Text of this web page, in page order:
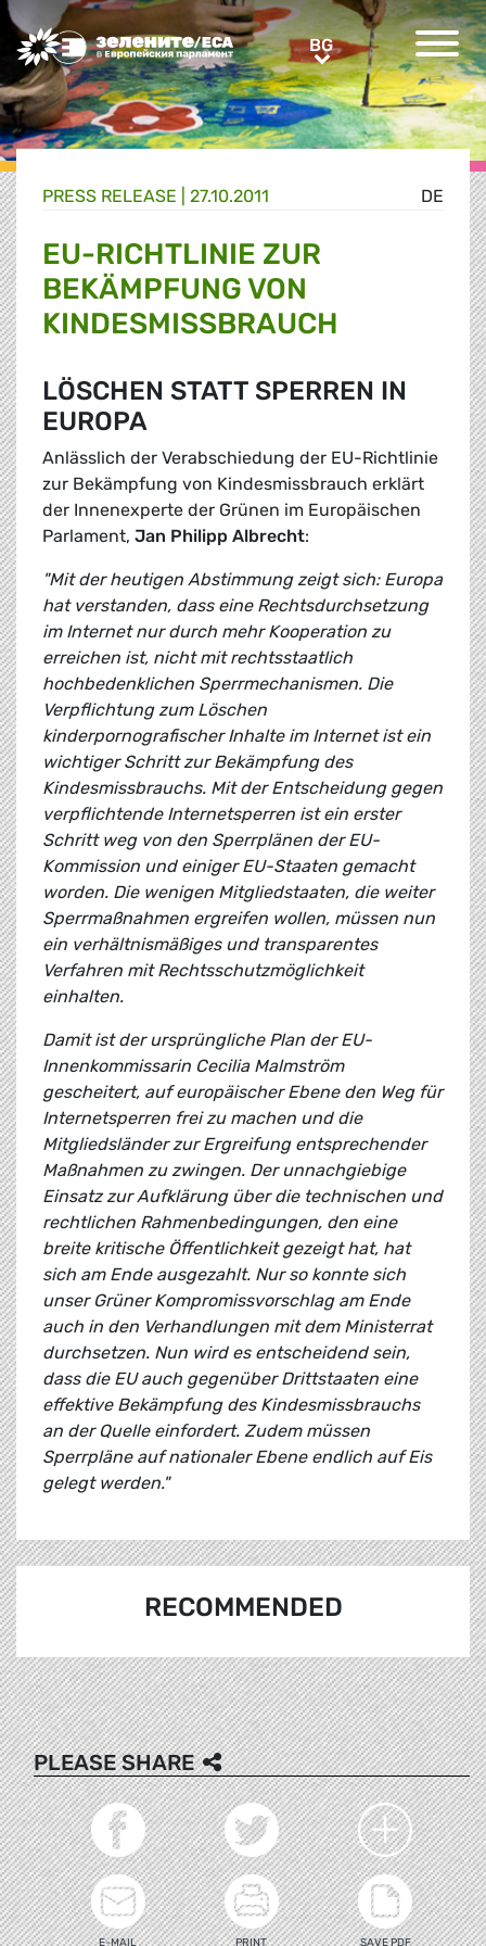
Greens/EFA Home BGBG
DE
PRESS RELEASE | 27.10.2011
EU-RICHTLINIE ZUR
BEKÄMPFUNG VON
KINDESMISSBRAUCH
LÖSCHEN STATT SPERREN IN
EUROPA
Anlässlich der Verabschiedung der EU-Richtlinie
zur Bekämpfung von Kindesmissbrauch erklärt
der Innenexperte der Grünen im Europäischen
Parlament, Jan Philipp Albrecht:
"Mit der heutigen Abstimmung zeigt sich: Europa
hat verstanden, dass eine Rechtsdurchsetzung
im Internet nur durch mehr Kooperation zu
erreichen ist, nicht mit rechtsstaatlich
hochbedenklichen Sperrmechanismen. Die
Verpflichtung zum Löschen
kinderpornografischer Inhalte im Internet ist ein
wichtiger Schritt zur Bekämpfung des
Kindesmissbrauchs. Mit der Entscheidung gegen
verpflichtende Internetsperren ist ein erster
Schritt weg von den Sperrplänen der EU-
Kommission und einiger EU-Staaten gemacht
worden. Die wenigen Mitgliedstaaten, die weiter
Sperrmaßnahmen ergreifen wollen, müssen nun
ein verhältnismäßiges und transparentes
Verfahren mit Rechtsschutzmöglichkeit
einhalten.
Damit ist der ursprüngliche Plan der EU-
Innenkommissarin Cecilia Malmström
gescheitert, auf europäischer Ebene den Weg für
Internetsperren frei zu machen und die
Mitgliedsländer zur Ergreifung entsprechender
Maßnahmen zu zwingen. Der unnachgiebige
Einsatz zur Aufklärung über die technischen und
rechtlichen Rahmenbedingungen, den eine
breite kritische Öffentlichkeit gezeigt hat, hat
sich am Ende ausgezahlt. Nur so konnte sich
unser Grüner Kompromissvorschlag am Ende
auch in den Verhandlungen mit dem Ministerrat
durchsetzen. Nun wird es entscheidend sein,
dass die EU auch gegenüber Drittstaaten eine
effektive Bekämpfung des Kindesmissbrauchs
an der Quelle einfordert. Zudem müssen
Sperrpläne auf nationaler Ebene endlich auf Eis
gelegt werden."
RECOMMENDED
PLEASE SHARE
E-MAIL PRINT SAVE PDF